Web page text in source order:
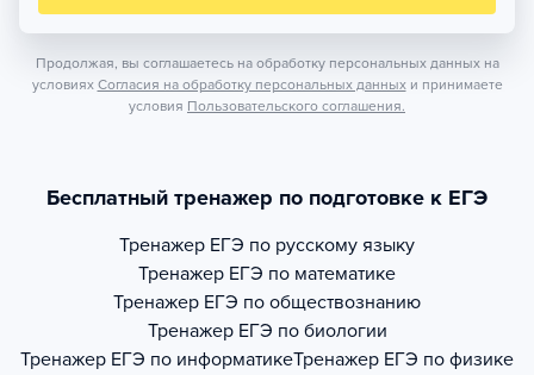
Продолжая, вы соглашаетесь на обработку персональных данных на
условиях Согласия на обработку персональных данных и принимаете
условия Пользовательского соглашения.
Бесплатный тренажер по подготовке к ЕГЭ
Тренажер ЕГЭ по русскому языку
Тренажер ЕГЭ по математике
Тренажер ЕГЭ по обществознанию
Тренажер ЕГЭ по биологии
Тренажер ЕГЭ по информатикеТренажер ЕГЭ по физике